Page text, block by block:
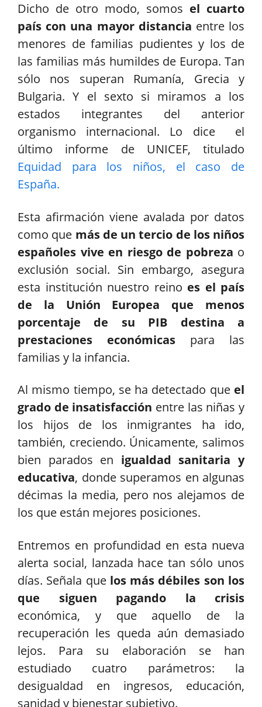
Dicho de otro modo, somos el cuarto
país con una mayor distancia entre los
menores de familias pudientes y los de
las familias más humildes de Europa. Tan
sólo nos superan Rumanía, Grecia y
Bulgaria. Y el sexto si miramos a los
estados integrantes del anterior
organismo internacional. Lo dice el
último informe de UNICEF, titulado
Equidad para los niños, el caso de
España.
Esta afirmación viene avalada por datos
como que más de un tercio de los niños
españoles vive en riesgo de pobreza o
exclusión social. Sin embargo, asegura
esta institución nuestro reino es el país
de la Unión Europea que menos
porcentaje de su PIB destina a
prestaciones económicas para las
familias y la infancia.
Al mismo tiempo, se ha detectado queel
grado de insatisfacción entre las niñas y
los hijos de los inmigrantes ha ido,
también, creciendo. Únicamente, salimos
bien parados en igualdad sanitaria y
educativa, donde superamos en algunas
décimas la media, pero nos alejamos de
los que están mejores posiciones.
Entremos en profundidad en esta nueva
alerta social, lanzada hace tan sólo unos
días. Señala que los más débiles son los
que siguen pagando la crisis
económica, y que aquello de la
recuperación les queda aún demasiado
lejos. Para su elaboración se han
estudiado cuatro parámetros: la
desigualdad en ingresos, educación,
sanidad y bienestar subjetivo.